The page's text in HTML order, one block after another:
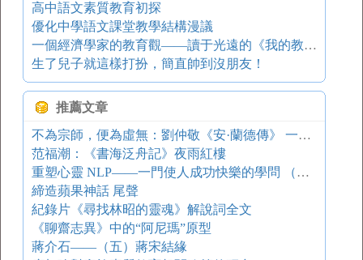
高中語文素質教育初探
優化中學語文課堂教學結構漫議
一個經濟學家的教育觀——讀于光遠的《我的教育思想》
生了兒子就這樣打扮，簡直帥到沒朋友！
推薦文章
不為宗師，便為虛無：劉仲敬《安·蘭德傳》 一日一書
范福潮：《書海泛舟記》夜雨紅樓
重塑心靈 NLP——一門使人成功快樂的學問 （一）
締造蘋果神話 尾聲
紀錄片《尋找林昭的靈魂》解說詞全文
《聊齋志異》中的“阿尼瑪”原型
蔣介石——（五）蔣宋結緣